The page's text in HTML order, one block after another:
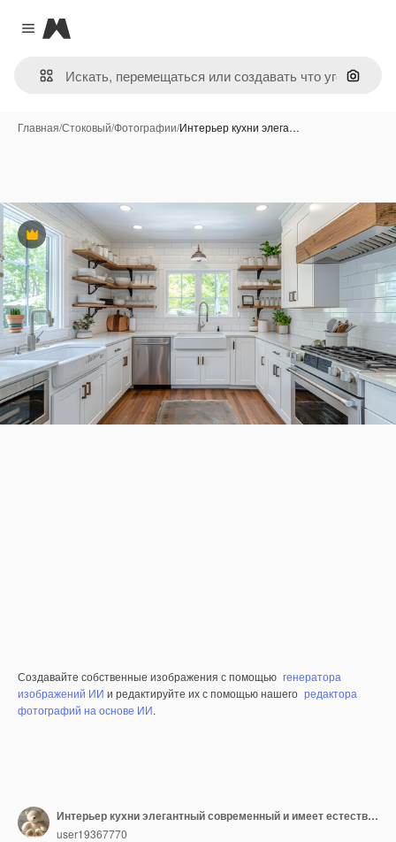
Close menu
Magnific
Поиск
Главная/Стоковый/Фотографии/Интерьер кухни элега…
Премиум
Создавайте собственные изображения с помощью генератора
изображений ИИ и редактируйте их с помощью нашего редактора
фотографий на основе ИИ.
Интерьер кухни элегантный современный и имеет естественный свет
user19367770